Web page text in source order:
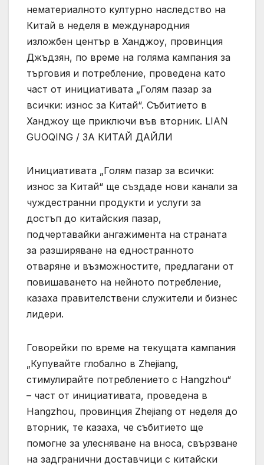
нематериалното културно наследство на
Китай в неделя в международния
изложбен център в Ханджоу, провинция
Джъдзян, по време на голяма кампания за
търговия и потребление, проведена като
част от инициативата „Голям пазар за
всички: износ за Китай“. Събитието в
Ханджоу ще приключи във вторник. LIAN
GUOQING / ЗА КИТАЙ ДАЙЛИ
Инициативата „Голям пазар за всички:
износ за Китай“ ще създаде нови канали за
чуждестранни продукти и услуги за
достъп до китайския пазар,
подчертавайки ангажимента на страната
за разширяване на едностранното
отваряне и възможностите, предлагани от
повишаването на нейното потребление,
казаха правителствени служители и бизнес
лидери.
Говорейки по време на текущата кампания
„Купувайте глобално в Zhejiang,
стимулирайте потреблението с Hangzhou“
– част от инициативата, проведена в
Hangzhou, провинция Zhejiang от неделя до
вторник, те казаха, че събитието ще
помогне за улесняване на вноса, свързване
на задгранични доставчици с китайски